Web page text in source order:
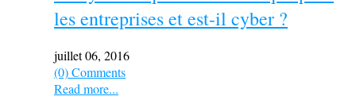
les entreprises et est-il cyber ?
juillet 06, 2016
(0) Comments
Read more...